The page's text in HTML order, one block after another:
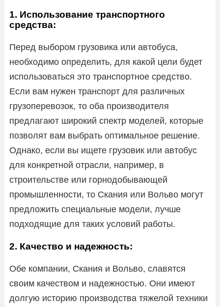
1. Использование транспортного
средства:
Перед выбором грузовика или автобуса,
необходимо определить, для какой цели будет
использоваться это транспортное средство.
Если вам нужен транспорт для различных
грузоперевозок, то оба производителя
предлагают широкий спектр моделей, которые
позволят вам выбрать оптимальное решение.
Однако, если вы ищете грузовик или автобус
для конкретной отрасли, например, в
строительстве или горнодобывающей
промышленности, то Скания или Вольво могут
предложить специальные модели, лучше
подходящие для таких условий работы.
2. Качество и надежность:
Обе компании, Скания и Вольво, славятся
своим качеством и надежностью. Они имеют
долгую историю производства тяжелой техники